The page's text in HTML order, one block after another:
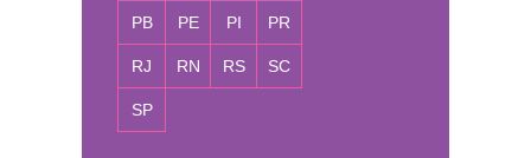
PB PE PI PR
RJ RN RS SC
SP